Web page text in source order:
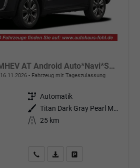
GL+ Comfort 1.4 MHEV AT Android Auto*Navi*SHZ*ACC*Kamera*Klimauto*LED*PrivacyGlas
16.11.2026 Fahrzeug mit Tageszulassung
Getriebe Automatik
Außenfarbe
Titan Dark Gray Pearl Metallic (ZZZ)
Kilometerstand 25 km
Angebot anfordern
Fahrzeugexpose (PDF)